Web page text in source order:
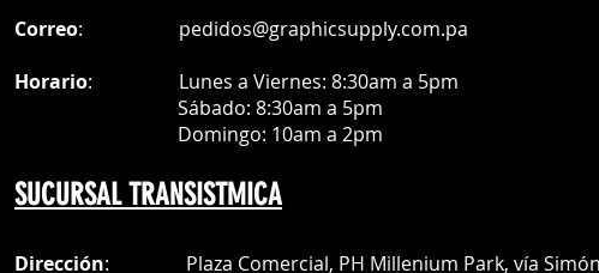
Correo: pedidos@graphicsupply.com.pa
Horario: Lunes a Viernes: 8:30am a 5pm
Sábado: 8:30am a 5pm
Domingo: 10am a 2pm
SUCURSAL TRANSISTMICA
Dirección: Plaza Comercial, PH Millenium Park, vía